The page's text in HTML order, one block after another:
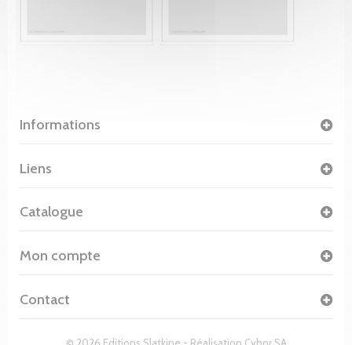
Informations
© 2026 Editions Slatkine - Réalisation Cybor SA
Liens
Catalogue
Mon compte
Contact